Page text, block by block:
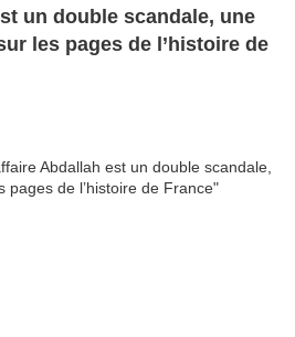
un double scandale, une
les pages de l’histoire de